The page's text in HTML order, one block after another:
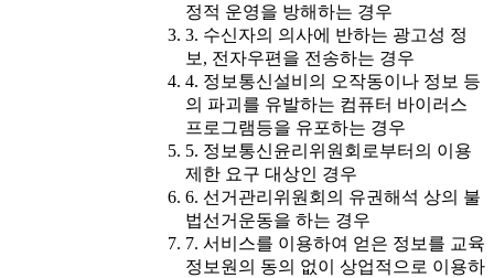
정적 운영을 방해하는 경우
3. 수신자의 의사에 반하는 광고성 정
보, 전자우편을 전송하는 경우
4. 정보통신설비의 오작동이나 정보 등
의 파괴를 유발하는 컴퓨터 바이러스
프로그램등을 유포하는 경우
5. 정보통신윤리위원회로부터의 이용
제한 요구 대상인 경우
6. 선거관리위원회의 유권해석 상의 불
법선거운동을 하는 경우
7. 서비스를 이용하여 얻은 정보를 교육
정보원의 동의 없이 상업적으로 이용하